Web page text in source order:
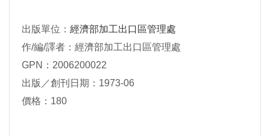
出版單位： 經濟部加工出口區管理處
作/編/譯者：經濟部加工出口區管理處
GPN：2006200022
出版／創刊日期：1973-06
價格：180